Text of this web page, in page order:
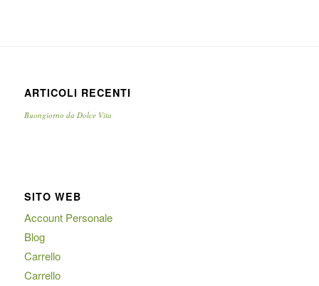
ARTICOLI RECENTI
Buongiorno da Dolce Vita
SITO WEB
Account Personale
Blog
Carrello
Carrello